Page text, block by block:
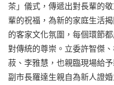
茶」儀式，傳遞出對長輩的
輩的祝福，為新的家庭生活
的客家文化氛圍，每個環節
對傳統的尊崇。立委許智傑
菽、李雅慧，也親臨現場給
副市長羅達生親自為新人證